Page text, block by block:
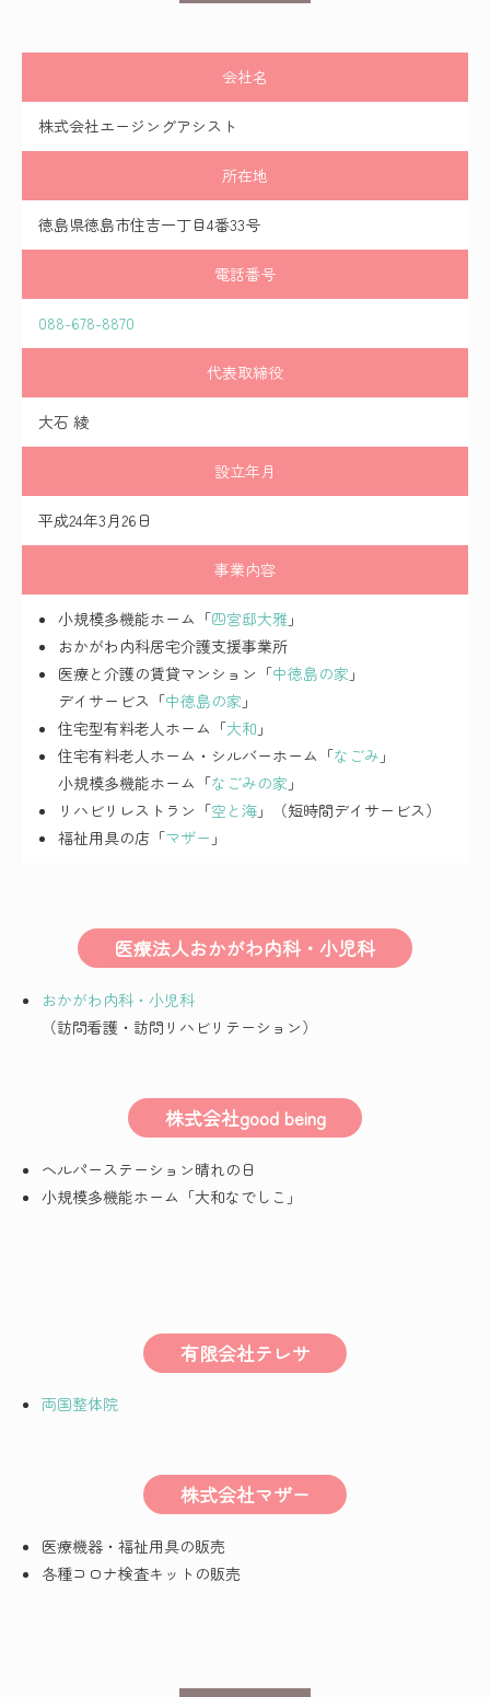
会社名
株式会社エージングアシスト
所在地
徳島県徳島市住吉一丁目4番33号
電話番号
088-678-8870
代表取締役
大石 綾
設立年月
平成24年3月26日
事業内容
小規模多機能ホーム「四宮邸大雅 」
おかがわ内科居宅介護支援事業所
医療と介護の賃貸マンション「中徳島の家 」
デイサービス「中徳島の家 」
住宅型有料老人ホーム「大和 」
住宅有料老人ホーム・シルバーホーム「なごみ 」
小規模多機能ホーム「なごみの家 」
リハビリレストラン「空と海 」（短時間デイサービス）
福祉用具の店「マザー 」
医療法人おかがわ内科・小児科
おかがわ内科・小児科
（訪問看護・訪問リハビリテーション）
株式会社good being
ヘルパーステーション晴れの日
小規模多機能ホーム「大和なでしこ」
有限会社テレサ
両国整体院
株式会社マザー
医療機器・福祉用具の販売
各種コロナ検査キットの販売